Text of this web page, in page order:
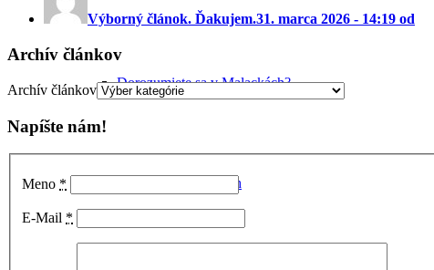
Dorozumiete sa v Malackách?
Vianoce v Malackách
Výborný článok. Ďakujem.31. marca 2026 - 14:19 od
Archív článkov
Archív článkov
Napíšte nám!
Meno *
E-Mail *